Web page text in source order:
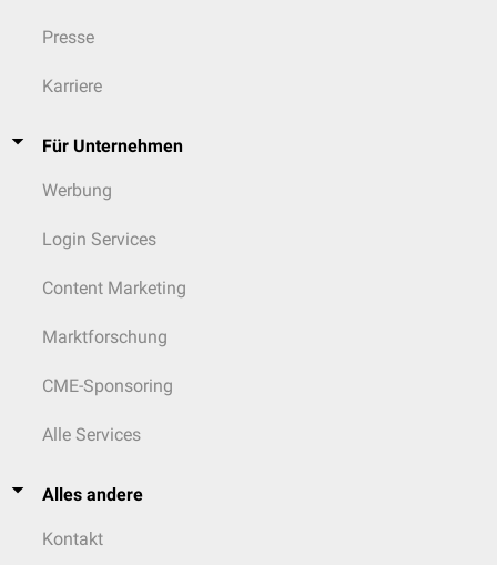
Presse
Karriere
Für Unternehmen
Werbung
Login Services
Content Marketing
Marktforschung
CME-Sponsoring
Alle Services
Alles andere
Kontakt